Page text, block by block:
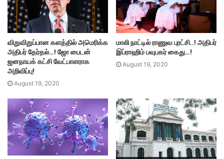
விறுவிறுப்பான களத்தில் அமெரிக்க
அதிபர் தேர்தல்…! ஜோ பைடன்
ஜனநாயக் கட்சி வேட்பாளராக
அறிவிப்பு!
August 19, 2020
மாலி நாட்டில் ராணுவ புரட்சி..! அதிபர்
இப்ராஹிம் பவுபகர் கைது…!
August 19, 2020